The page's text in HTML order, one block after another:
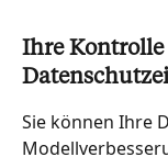
Ihre Kontrolle
Sie können Ihre